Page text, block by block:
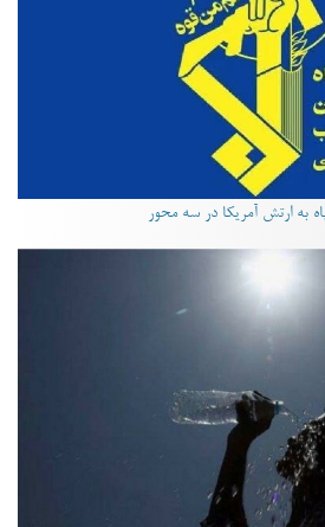
به ارتش آمریکا در سه محور